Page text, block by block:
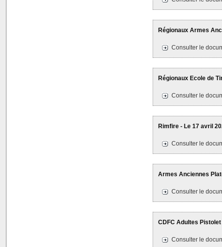
Régionaux Armes
Consulter le
Régionaux Ecole de
Consulter le
Rimfire - Le 17 avril
Consulter le
Armes Anciennes
Consulter le
CDFC Adultes
Consulter le